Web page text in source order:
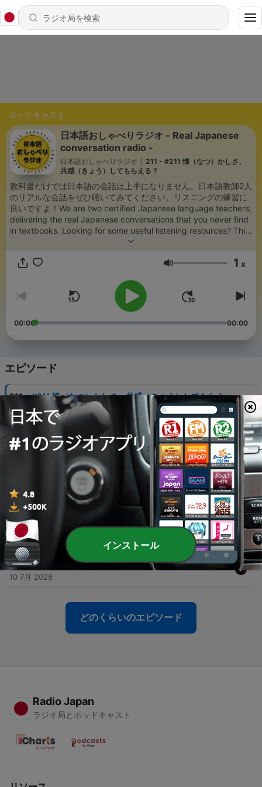
ポッドキャスト
日本語おしゃべりラジオ - Real Japanese
conversation radio -
日本語おしゃべりラジオ
211 - #211 懐（なつ）かしさ、
共感（きょう）してもらえる？
教科書だけでは日本語の会話は上手になりません。日本語教師2人
のリアルな会話をぜひ聴いてみてください。リスニングの練習に
良いですよ！We are two certified Japanese language teachers,
delivering the real Japanese conversations that you never find
in textbooks. Looking for some useful listening resources? This
音量 1 x
00:00 00:00
エピソード
211 - #211 懐（なつ）かしさ、共感（きょう）してもらえ
る？
07 8月 2026
210 - #210 韓国（かんこく）ドラマっぽい歯（は）
#209 じゃあフムスじゃねーよ
24 7月 2026
-
#208 エアフライヤーがあれば３倍（ばい）食（た）
べたい
17 7月 2026
207 - #207 気（き）ままに雑談（ざつだん）
10 7月 2026
どのくらいのエピソード
Radio Japan
ラジオ局とポッドキャスト
インストール